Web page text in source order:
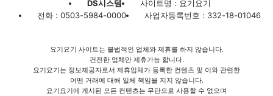
DS시스템
사이트명 : 요기요기
전화 : 0503-5984-0000
사업자등록번호 : 332-18-01046
요기요기 사이트는 불법적인 업체와 제휴를 하지 않습니다.
건전한 업체만 제휴가능 합니다.
요기요기는 정보제공자로서 제휴업체가 등록한 컨텐츠 및 이와 관련한
어떤 거래에 대해 일체 책임을 지지 않습니다.
요기요기에 게시된 모든 컨텐츠는 무단으로 사용할 수 없으며